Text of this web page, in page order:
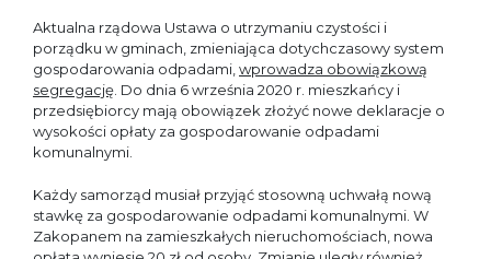
Aktualna rządowa Ustawa o utrzymaniu czystości i
porządku w gminach, zmieniająca dotychczasowy system
gospodarowania odpadami, wprowadza obowiązkową
segregację . Do dnia 6 września 2020 r. mieszkańcy i
przedsiębiorcy mają obowiązek złożyć nowe deklaracje o
wysokości opłaty za gospodarowanie odpadami
komunalnymi.
Każdy samorząd musiał przyjąć stosowną uchwałą nową
stawkę za gospodarowanie odpadami komunalnymi. W
Zakopanem na zamieszkałych nieruchomościach, nowa